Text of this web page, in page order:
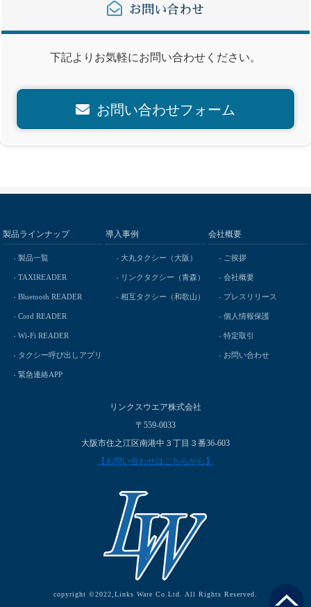
お問い合わせ
下記よりお気軽にお問い合わせください。
お問い合わせフォーム
製品ラインナップ
製品一覧
TAXIREADER
Bluetooth READER
Cord READER
Wi-Fi READER
タクシー呼び出しアプリ
緊急連絡APP
導入事例
大丸タクシー（大阪）
リンクタクシー（青森）
相互タクシー（和歌山）
会社概要
ご挨拶
会社概要
プレスリリース
個人情報保護
特定取引
お問い合わせ
リンクスウエア株式会社
〒559-0033
大阪市住之江区南港中３丁目３番36-603
【お問い合わせはこちらから】
copyright ©2022,Links Ware Co.Ltd. All Rights Reserved.